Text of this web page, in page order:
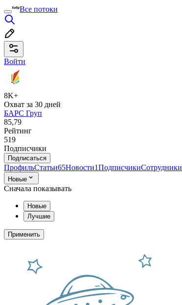
Все потоки
Войти
8K+
Охват за 30 дней
БАРС Груп
85,79
Рейтинг
519
Подписчики
Подписаться
ПрофильСтатьи65Новости1ПодписчикиСотрудники
Новые
Сначала показывать
Новые
Лучшие
Применить